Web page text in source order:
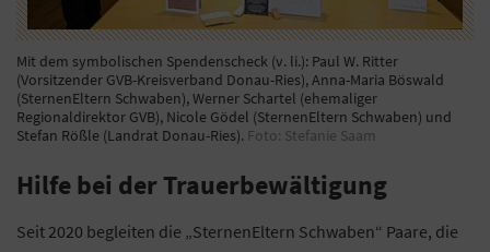
Mit dem symbolischen Spendenscheck (v. li.): Paul W. Ritter
(Vorsitzender GVB-Kreisverband Donau-Ries), Anna-Maria Böswald
(SternenEltern Schwaben), Werner Schartel (ehemaliger
Regionaldirektor GVB), Nicole Gödel (SternenEltern Schwaben) und
Stefan Rößle (Landrat Donau-Ries). Foto: Stefanie Saam
Hilfe bei der Trauerbewältigung
Seit 2020 begleiten die „SternenEltern Schwaben“ Paare, die